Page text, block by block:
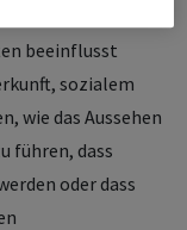
beeinflusst
sozialem
wie das Aussehen
führen, dass
oder dass